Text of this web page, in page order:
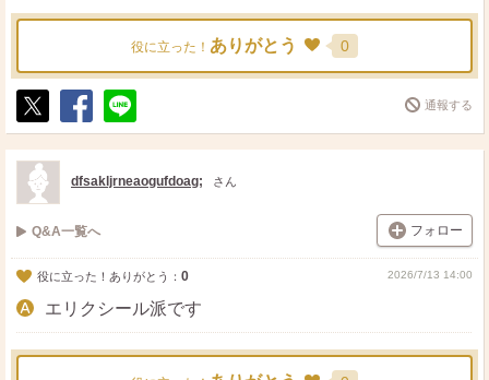
役に立った！ ありがとう 0
ポ
ス
ト
シ
ェ
送
る
通報する
dfsakljrneaogufdoag; さん
Q&A一覧へ フォロー
役に立った！ありがとう： 0 2026/7/13 14:00
エリクシール派です